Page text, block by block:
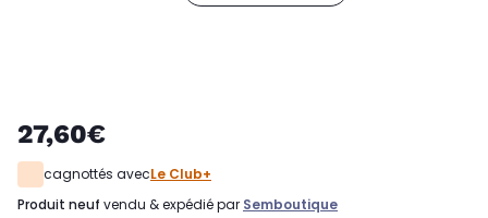
27,60€
cagnottés avecLe Club+
produit neuf vendu & expédié par Semboutique